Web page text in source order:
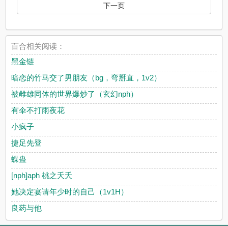
下一页
百合相关阅读：
黑金链
暗恋的竹马交了男朋友（bg，弯掰直，1v2）
被雌雄同体的世界爆炒了（玄幻nph）
有伞不打雨夜花
小疯子
捷足先登
蝶蛊
[nph]aph 桃之夭夭
她决定宴请年少时的自己（1v1H）
良药与他